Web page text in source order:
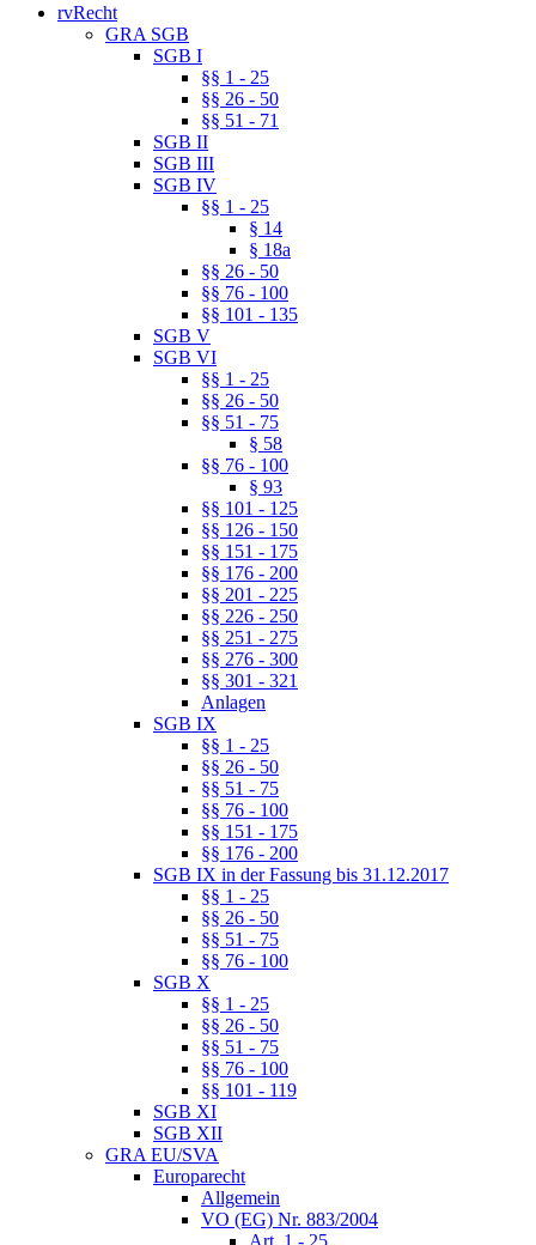
rvRecht
GRA SGB
SGB I
§§ 1 - 25
§§ 26 - 50
§§ 51 - 71
SGB II
SGB III
SGB IV
§§ 1 - 25
§ 14
§ 18a
§§ 26 - 50
§§ 76 - 100
§§ 101 - 135
SGB V
SGB VI
§§ 1 - 25
§§ 26 - 50
§§ 51 - 75
§ 58
§§ 76 - 100
§ 93
§§ 101 - 125
§§ 126 - 150
§§ 151 - 175
§§ 176 - 200
§§ 201 - 225
§§ 226 - 250
§§ 251 - 275
§§ 276 - 300
§§ 301 - 321
Anlagen
SGB IX
§§ 1 - 25
§§ 26 - 50
§§ 51 - 75
§§ 76 - 100
§§ 151 - 175
§§ 176 - 200
SGB IX in der Fassung bis 31.12.2017
§§ 1 - 25
§§ 26 - 50
§§ 51 - 75
§§ 76 - 100
SGB X
§§ 1 - 25
§§ 26 - 50
§§ 51 - 75
§§ 76 - 100
§§ 101 - 119
SGB XI
SGB XII
GRA EU/SVA
Europarecht
Allgemein
VO (EG) Nr. 883/2004
Art. 1 - 25